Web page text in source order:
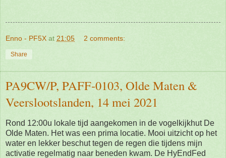
Enno - PF5X at 21:05 2 comments:
Share
PA9CW/P, PAFF-0103, Olde Maten &
Veerslootslanden, 14 mei 2021
Rond 12:00u lokale tijd aangekomen in de vogelkijkhut De
Olde Maten. Het was een prima locatie. Mooi uitzicht op het
water en lekker beschut tegen de regen die tijdens mijn
activatie regelmatig naar beneden kwam. De HyEndFed